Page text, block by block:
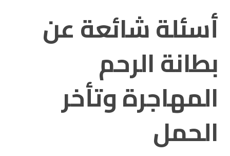
أسئلة شائعة عن
بطانة الرحم
المهاجرة وتأخر
الحمل